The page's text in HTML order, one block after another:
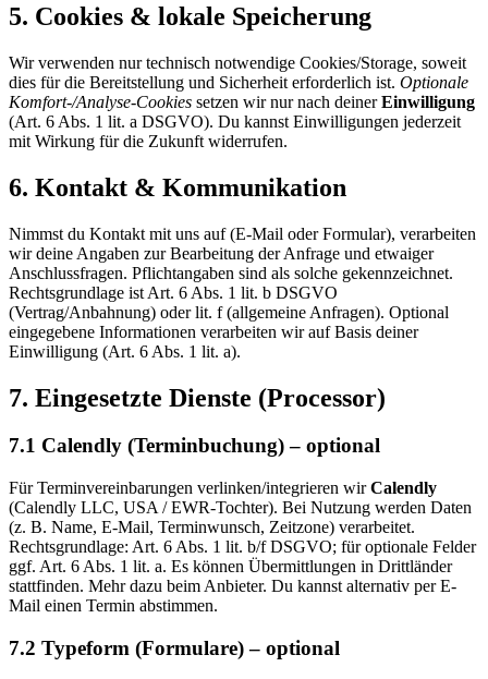
5. Cookies & lokale Speicherung
Wir verwenden nur technisch notwendige Cookies/Storage, soweit
dies für die Bereitstellung und Sicherheit erforderlich ist. Optionale
Komfort-/Analyse-Cookies setzen wir nur nach deinerEinwilligung
(Art. 6 Abs. 1 lit. a DSGVO). Du kannst Einwilligungen jederzeit
mit Wirkung für die Zukunft widerrufen.
6. Kontakt & Kommunikation
Nimmst du Kontakt mit uns auf (E-Mail oder Formular), verarbeiten
wir deine Angaben zur Bearbeitung der Anfrage und etwaiger
Anschlussfragen. Pflichtangaben sind als solche gekennzeichnet.
Rechtsgrundlage ist Art. 6 Abs. 1 lit. b DSGVO
(Vertrag/Anbahnung) oder lit. f (allgemeine Anfragen). Optional
eingegebene Informationen verarbeiten wir auf Basis deiner
Einwilligung (Art. 6 Abs. 1 lit. a).
7. Eingesetzte Dienste (Processor)
7.1 Calendly (Terminbuchung) – optional
Für Terminvereinbarungen verlinken/integrieren wirCalendly
(Calendly LLC, USA / EWR-Tochter). Bei Nutzung werden Daten
(z. B. Name, E-Mail, Terminwunsch, Zeitzone) verarbeitet.
Rechtsgrundlage: Art. 6 Abs. 1 lit. b/f DSGVO; für optionale Felder
ggf. Art. 6 Abs. 1 lit. a. Es können Übermittlungen in Drittländer
stattfinden. Mehr dazu beim Anbieter. Du kannst alternativ per E-
Mail einen Termin abstimmen.
7.2 Typeform (Formulare) – optional